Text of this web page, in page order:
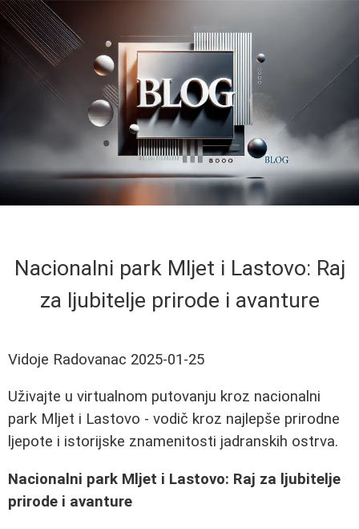
Nacionalni park Mljet i Lastovo: Raj
za ljubitelje prirode i avanture
Vidoje Radovanac 2025-01-25
Uživajte u virtualnom putovanju kroz nacionalni
park Mljet i Lastovo - vodič kroz najlepše prirodne
ljepote i istorijske znamenitosti jadranskih ostrva.
Nacionalni park Mljet i Lastovo: Raj za ljubitelje
prirode i avanture